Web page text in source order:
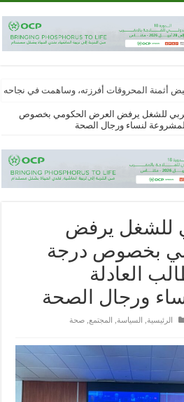
أثمنة المحروقات أفرزته، وساهمت في
للشغل يرفض العرض الحكومي بخصوص
لنساء ورجال الصحة
للشغل يرفض
بخصوص درجة
العادلة
ورجال الصحة
الرئيسية السياسة المجتمع ,صحة